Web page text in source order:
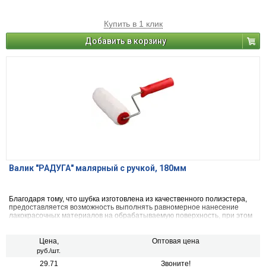
Купить в 1 клик
Добавить в корзину
Валик "РАДУГА" малярный с ручкой, 180мм
Благодаря тому, что шубка изготовлена из качественного полиэстера,
предоставляется возможность выполнять равномерное нанесение
лакокрасочных материалов на обрабатываемую поверхность, при этом
Цена,
руб./шт.
Оптовая цена
29.71 Звоните!